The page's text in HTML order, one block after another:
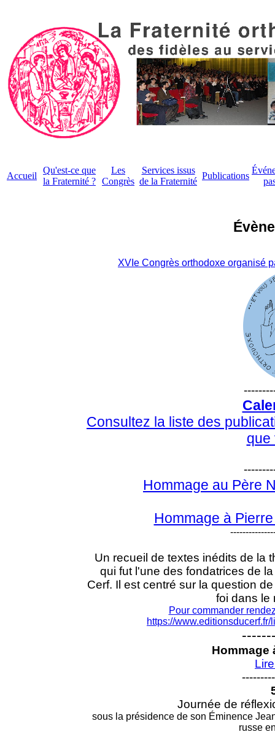
Accueil
Qu'est-ce que
la Fraternité ?
Les
Congrès
Services issus
de la Fraternité
Publications
XVIe Congrès orthodoxe organisé
Consultez la liste des
que
Hommage au Père
Hommage à
Un recueil de textes inédits de la
qui fut l'une des fondatrices de
Cerf. Il est centré sur la question
foi dans le
Pour commander
https://
Hommage
Journée de
sous la présidence de son Éminence
russe